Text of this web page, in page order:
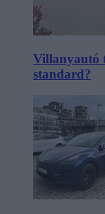
Villanyautó
standard?